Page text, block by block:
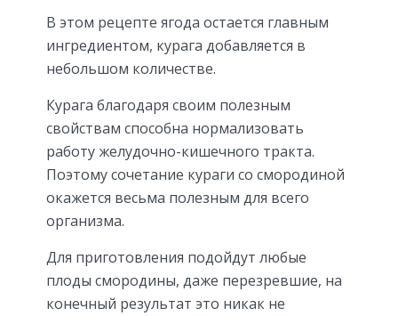
В этом рецепте ягода остается главным
ингредиентом, курага добавляется в
небольшом количестве.
Курага благодаря своим полезным
свойствам способна нормализовать
работу желудочно-кишечного тракта.
Поэтому сочетание кураги со смородиной
окажется весьма полезным для всего
организма.
Для приготовления подойдут любые
плоды смородины, даже перезревшие, на
конечный результат это никак не